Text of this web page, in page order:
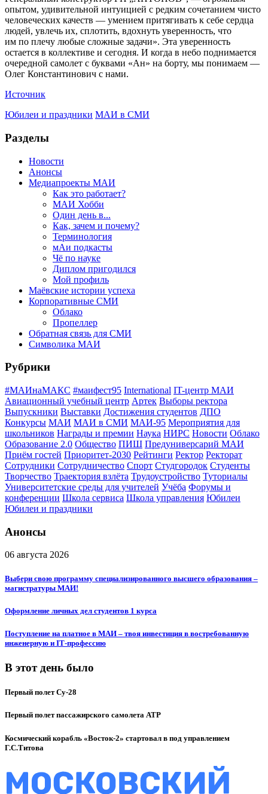
опытом, удивительной интуицией с редким сочетанием чисто
человеческих качеств — умением притягивать к себе сердца
людей, увлечь их, сплотить, вдохнуть уверенность, что
им по плечу любые сложные задачи». Эта уверенность
остается в коллективе и сегодня. И когда в небо поднимается
очередной самолет с буквами «Ан» на борту, мы понимаем —
Олег Константинович с нами.
Источник
Юбилеи и праздники МАИ в СМИ
Разделы
Новости
Анонсы
Медиапроекты МАИ
Как это работает?
МАИ Хобби
Один день в...
Как, зачем и почему?
Терминология
мАи подкасты
Чё по науке
Диплом пригодился
Мой профиль
Маёвские истории успеха
Корпоративные СМИ
Облако
Пропеллер
Обратная связь для СМИ
Символика МАИ
Рубрики
#МАИнаМАКС #маифест95 International IT-центр МАИ
Авиационный учебный центр Артек Выборы ректора
Выпускники Выставки Достижения студентов ДПО
Конкурсы МАИ МАИ в СМИ МАИ-95 Мероприятия для
школьников Награды и премии Наука НИРС Новости Облако
Образование 2.0 Общество ПИШ Предуниверсарий МАИ
Приём гостей Приоритет-2030 Рейтинги Ректор Ректорат
Сотрудники Сотрудничество Спорт Студгородок Студенты
Творчество Траектория взлёта Трудоустройство Туториалы
Университетские среды для учителей Учёба Форумы и
конференции Школа сервиса Школа управления Юбилеи
Юбилеи и праздники
Анонсы
06 августа 2026
Выбери свою программу специализированного высшего образования –
магистратуры МАИ!
Оформление личных дел студентов 1 курса
Поступление на платное в МАИ – твоя инвестиция в востребованную
инженерную и IT‑профессию
В этот день было
Первый полет Су-28
Первый полет пассажирского самолета ATP
Космический корабль «Восток-2» стартовал в под управлением
Г.С.Титова